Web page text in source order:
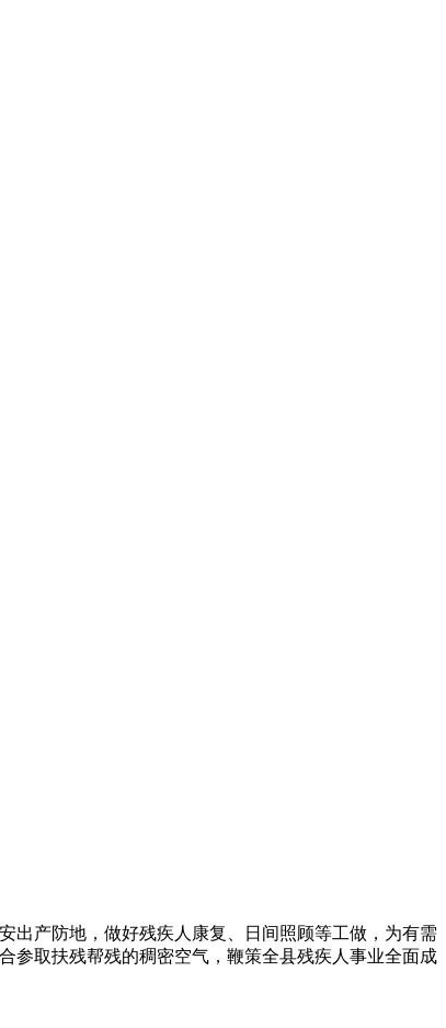
产防地，做好残疾人康复、日间照顾等工做，为有需
参取扶残帮残的稠密空气，鞭策全县残疾人事业全面成